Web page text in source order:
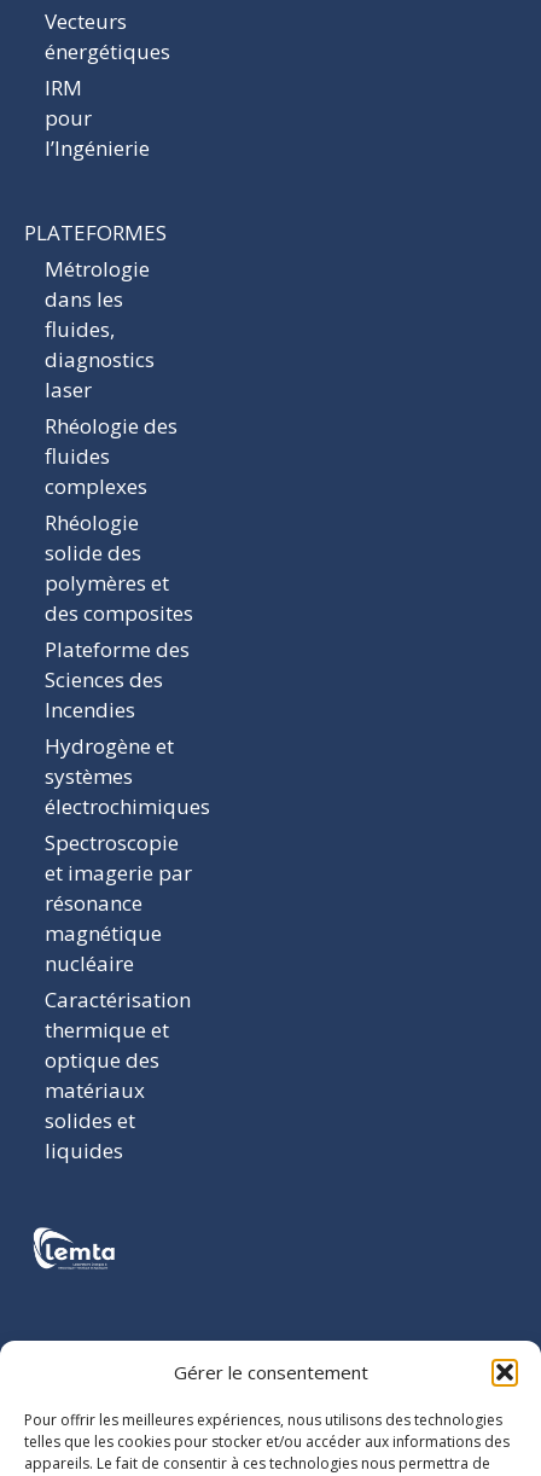
Gérer le consentement
Pour offrir les meilleures expériences, nous utilisons des technologies
telles que les cookies pour stocker et/ou accéder aux informations des
appareils. Le fait de consentir à ces technologies nous permettra de
Vecteurs
énergétiques
IRM
pour
l’Ingénierie
PLATEFORMES
Métrologie
dans les
fluides,
diagnostics
laser
Rhéologie des
fluides
complexes
Rhéologie
solide des
polymères et
des composites
Plateforme des
Sciences des
Incendies
Hydrogène et
systèmes
électrochimiques
Spectroscopie
et imagerie par
résonance
magnétique
nucléaire
Caractérisation
thermique et
optique des
matériaux
solides et
liquides
LEMTA
2 avenue de
la Forêt de